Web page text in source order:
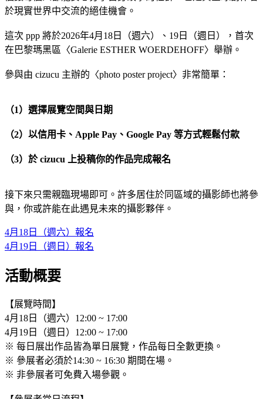
於現實世界中交流的絕佳機會。
這次 ppp 將於2026年4月18日（週六）、19日（週日），首次
在巴黎瑪黑區〈Galerie ESTHER WOERDEHOFF〉舉辦。
參與由 cizucu 主辦的〈photo poster project〉非常簡單：
（1）選擇展覽空間與日期
（2）以信用卡、Apple Pay、Google Pay 等方式輕鬆付款
（3）於 cizucu 上投稿你的作品完成報名
接下來只需親臨現場即可。許多居住於同區域的攝影師也將參
與，你或許能在此遇見未來的攝影夥伴。
4月18日（週六）報名
4月19日（週日）報名
活動概要
【展覽時間】
4月18日（週六）12:00 ~ 17:00
4月19日（週日）12:00 ~ 17:00
※ 每日展出作品皆為單日展覽，作品每日全數更換。
※ 參展者必須於14:30 ~ 16:30 期間在場。
※ 非參展者可免費入場參觀。